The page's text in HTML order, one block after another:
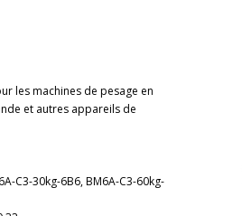
les machines de pesage en
et autres appareils de
C3-30kg-6B6, BM6A-C3-60kg-